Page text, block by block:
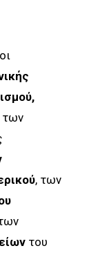
των
, των
του